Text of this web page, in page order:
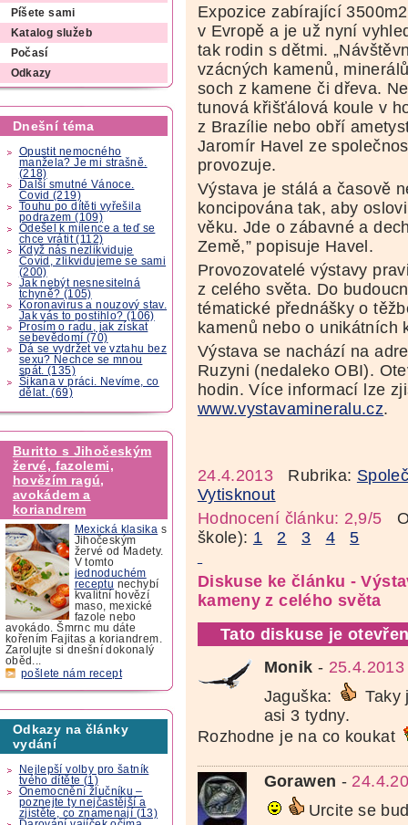
Píšete sami
Katalog služeb
Počasí
Odkazy
Dnešní téma
Opustit nemocného
manžela? Je mi strašně.
(218)
Další smutné Vánoce.
Covid (219)
Touhu po dítěti vyřešila
podrazem (109)
Odešel k milence a teď se
chce vrátit (112)
Když nás nezlikviduje
Covid, zlikvidujeme se sami
(200)
Jak nebýt nesnesitelná
tchyně? (105)
Koronavirus a nouzový stav.
Jak vás to postihlo? (106)
Prosím o radu, jak získat
sebevědomí (70)
Dá se vydržet ve vztahu bez
sexu? Nechce se mnou
spát. (135)
Šikana v práci. Nevíme, co
dělat. (69)
Buritto s Jihočeským
žervé, fazolemi,
hovězím ragú,
avokádem a
koriandrem
Mexická klasika s
Jihočeským
žervé od Madety.
V tomto
jednoduchém
receptu nechybí
kvalitní hovězí
maso, mexické
fazole nebo
avokádo. Šmrnc mu dáte
kořením Fajitas a koriandrem.
Zarolujte si dnešní dokonalý
oběd...
pošlete nám recept
Odkazy na články
vydání
Nejlepší volby pro šatník
tvého dítěte (1)
Onemocnění žlučníku –
poznejte ty nejčastější a
zjistěte, co znamenají (13)
Expozice zabírající
v Evropě a je už nyní
tak rodin s dětmi.
vzácných kamenů,
soch z kamene či dřeva.
tunová křišťálová koule v
z Brazílie nebo obří
Jaromír Havel ze
provozuje.
Výstava je stálá a časově
koncipována tak, aby
věku. Jde o zábavné a
Země,” popisuje Havel.
Provozovatelé výstavy
z celého světa. Do
tématické přednášky o
kamenů nebo o unikátních
Výstava se nachází na
Ruzyni (nedaleko OBI).
hodin. Více informací lze
www.vystavamineralu.cz.
24.4.2013 Rubrika:
Vytisknout
Hodnocení článku: 2,9/5
škole): 1 2 3 4 5
Diskuse ke článku -
kameny z celého světa
Tato diskuse je
Monik -
Jaguška:
Taky
asi 3 tydny.
Rozhodne je na co koukat
Gorawen -
Urcite se